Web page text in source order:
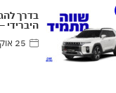
היברידי
25 אוקטובר 2025